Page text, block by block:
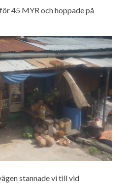
45 MYR och hoppade på
stannade vi till vid